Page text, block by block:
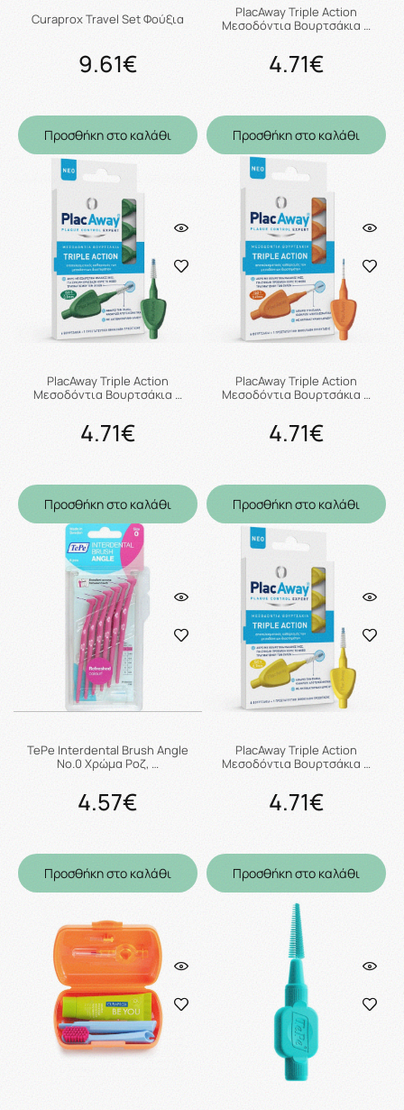
Curaprox Travel Set Φούξια
9.61€
Προσθήκη στο καλάθι
PlacAway Triple Action
Μεσοδόντια Βουρτσάκια …
4.71€
Προσθήκη στο καλάθι
PlacAway Triple Action
Μεσοδόντια Βουρτσάκια …
4.71€
Προσθήκη στο καλάθι
PlacAway Triple Action
Μεσοδόντια Βουρτσάκια …
4.71€
Προσθήκη στο καλάθι
TePe Interdental Brush Angle
No.0 Χρώμα Ροζ, …
4.57€
Προσθήκη στο καλάθι
PlacAway Triple Action
Μεσοδόντια Βουρτσάκια …
4.71€
Προσθήκη στο καλάθι